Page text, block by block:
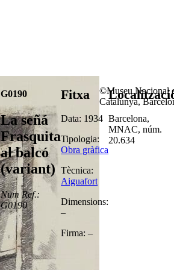
©Museu Nacional
Catalunya,
G0190
La señá
Frasquita
al balcó
(variant)
Num Ref.:
G0190
Fitxa
Data: 1934
Tipologia:
Obra gràfica
Tècnica:
Aiguafort
Dimensions:
–
Firma: –
Barcelona,
MNAC, núm.
20.634